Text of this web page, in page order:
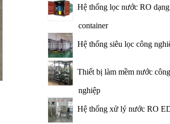
Hệ thống lọc nước RO dạng
container
Hệ thống siêu lọc công
Thiết bị làm mềm nước công
nghiệp
Hệ thống xử lý nước RO